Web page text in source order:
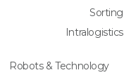
Sorting
Intralogistics
Robots & Technology